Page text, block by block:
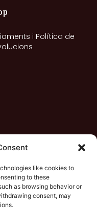
like cookies to
to these
as browsing behavior or
consent, may
i Política de
of: